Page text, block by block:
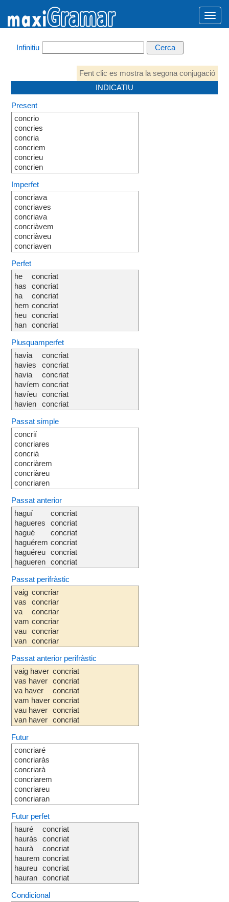
Infinitiu
Fent clic es mostra la segona conjugació
INDICATIU
Present
concrio
concries
concria
concriem
concrieu
concrien
Imperfet
concriava
concriaves
concriava
concriàvem
concriàveu
concriaven
Perfet
he
has
ha
hem
heu
han
concriat
concriat
concriat
concriat
concriat
concriat
Plusquamperfet
havia
havies
havia
havíem
havíeu
havien
concriat
concriat
concriat
concriat
concriat
concriat
Passat simple
concrií
concriares
concrià
concriàrem
concriàreu
concriaren
Passat anterior
haguí
hagueres
hagué
haguérem
haguéreu
hagueren
concriat
concriat
concriat
concriat
concriat
concriat
Passat perifràstic
vaig
vas
va
vam
vau
van
concriar
concriar
concriar
concriar
concriar
concriar
Passat anterior perifràstic
vaig haver
vas haver
va haver
vam haver
vau haver
van haver
concriat
concriat
concriat
concriat
concriat
concriat
Futur
concriaré
concriaràs
concriarà
concriarem
concriareu
concriaran
Futur perfet
hauré
hauràs
haurà
haurem
haureu
hauran
concriat
concriat
concriat
concriat
concriat
concriat
Condicional